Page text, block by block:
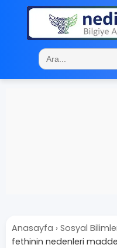
Anasayfa › Sosyal
fethinin nedenleri